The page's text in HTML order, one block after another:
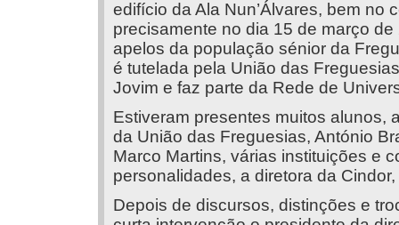
edifício da Ala Nun’Álvares, bem no
precisamente no dia 15 de março
apelos da população sénior da
é tutelada pela União das
Jovim e faz parte da Rede de
Estiveram presentes muitos alunos,
da União das Freguesias, António
Marco Martins, várias instituições e
personalidades, a diretora da
Depois de discursos, distinções e